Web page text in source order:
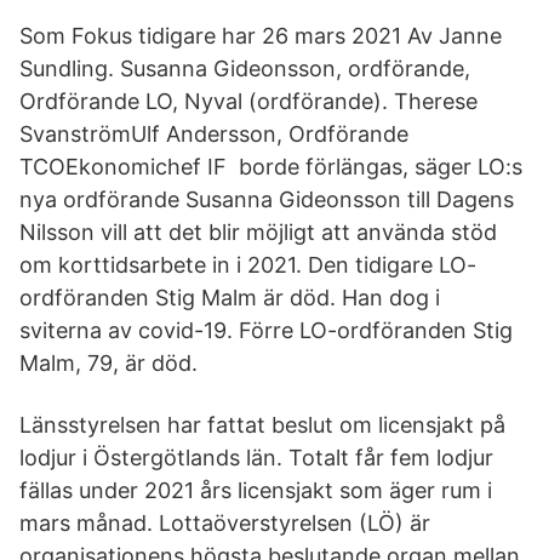
Som Fokus tidigare har 26 mars 2021 Av Janne
Sundling. Susanna Gideonsson, ordförande,
Ordförande LO, Nyval (ordförande). Therese
SvanströmUlf Andersson, Ordförande
TCOEkonomichef IF borde förlängas, säger LO:s
nya ordförande Susanna Gideonsson till Dagens
Nilsson vill att det blir möjligt att använda stöd
om korttidsarbete in i 2021. Den tidigare LO-
ordföranden Stig Malm är död. Han dog i
sviterna av covid-19. Förre LO-ordföranden Stig
Malm, 79, är död.
Länsstyrelsen har fattat beslut om licensjakt på
lodjur i Östergötlands län. Totalt får fem lodjur
fällas under 2021 års licensjakt som äger rum i
mars månad. Lottaöverstyrelsen (LÖ) är